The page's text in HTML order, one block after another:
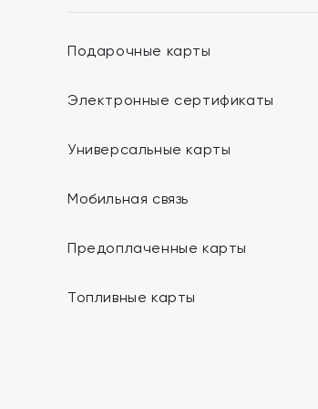
Подарочные карты
Электронные сертификаты
Универсальные карты
Мобильная связь
Предоплаченные карты
Топливные карты